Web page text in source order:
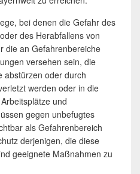
bei denen die Gefahr des
des Herabfallens von
die an Gefahrenbereiche
versehen sein, die
abstürzen oder durch
werden oder in die
und
gegen unbefugtes
als Gefahrenbereich
derjenigen, die diese
geeignete Maßnahmen zu